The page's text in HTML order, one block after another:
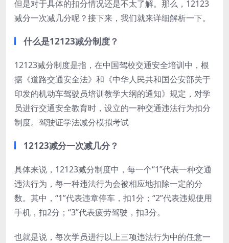
但是对于具体的扣分情况还是不太了解。那么，12123
减分一次减几分呢？接下来，我们就来详细解析一下。
什么是12123减分制度？
12123减分制度是指，在中国驾校交通安全培训中，根
据《道路交通安全法》和《中华人民共和国公安部关于
印发的机动车驾驶员培训教学大纲的通知》规定，对学
员进行交通安全教育时，设立的一种交通违法行为扣分
制度。驾驶证学法减分模拟考试
12123减分一次减几分？
具体来说，12123减分制度中，每一个“1”代表一种交通
违法行为，每一种违法行为会被相应地扣除一定的分
数。其中，“1”代表违章停车，扣1分；“2”代表违规使用
手机，扣2分；“3”代表疲劳驾驶，扣3分。
也就是说，每次学员进行以上三项违法行为中的任意一